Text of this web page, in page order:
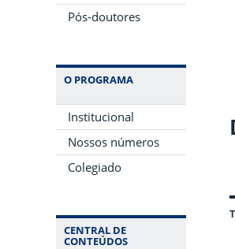
Pós-doutores
O PROGRAMA
Institucional
Nossos números
Colegiado
CENTRAL DE
CONTEÚDOS